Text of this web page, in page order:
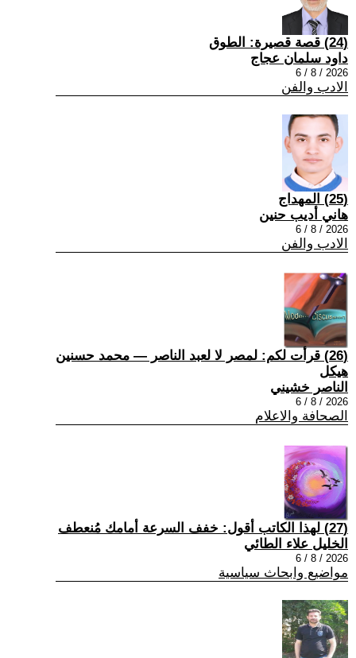
(24) قصة قصيرة: الطوق
داود سلمان عجاج
2026 / 8 / 6
الادب والفن
(25) المهداج
هاني أديب حنين
2026 / 8 / 6
الادب والفن
(26) قرأت لكم: لمصر لا لعبد الناصر — محمد حسنين
هيكل
الناصر خشيني
2026 / 8 / 6
الصحافة والاعلام
(27) لهذا الكاتب أقول: خفف السرعة أمامك مُنعطف
الخليل علاء الطائي
2026 / 8 / 6
مواضيع وابحاث سياسية